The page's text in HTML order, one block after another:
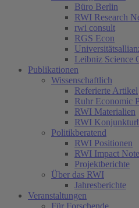
Büro Berlin
RWI Research
rwi consult
RGS Econ
Leibniz Science
Publikationen
Wissenschaftlich
Referierte Artikel
Ruhr Economic
RWI Materialien
RWI
Politikberatend
RWI Positionen
RWI Impact
Projektberichte
Über das RWI
Jahresberichte
Veranstaltungen
Für Forschende